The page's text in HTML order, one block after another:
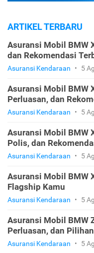
ARTIKEL TERBARU
Asuransi Mobil BMW
dan Rekomendasi
Asuransi Kendaraan • 5
Asuransi Mobil BMW
Perluasan, dan
Asuransi Kendaraan • 5
Asuransi Mobil BMW
Polis, dan
Asuransi Kendaraan • 5
Asuransi Mobil BMW
Flagship Kamu
Asuransi Kendaraan • 5
Asuransi Mobil BMW
Perluasan, dan
Asuransi Kendaraan • 5